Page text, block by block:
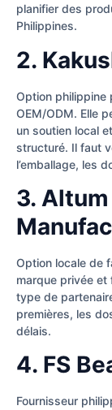
planifier des
Philippines.
2.
Option philippine
OEM/ODM. Elle
un soutien local
structuré. Il faut
l’emballage, les
3.
Option locale de
marque privée et
type de
premières, les
délais.
4. FS
Fournisseur